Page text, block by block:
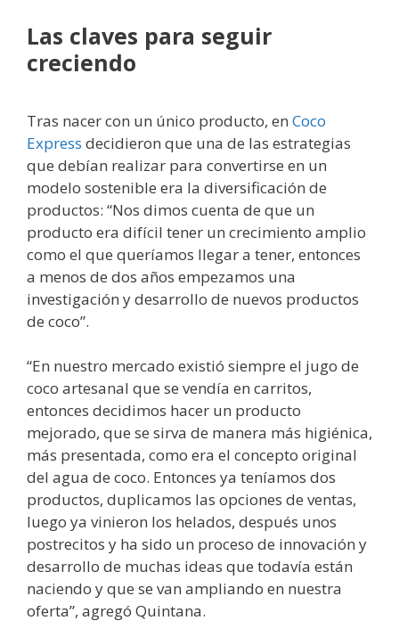
Las claves para seguir
creciendo
Tras nacer con un único producto, en Coco
Express decidieron que una de las estrategias
que debían realizar para convertirse en un
modelo sostenible era la diversificación de
productos: “Nos dimos cuenta de que un
producto era difícil tener un crecimiento amplio
como el que queríamos llegar a tener, entonces
a menos de dos años empezamos una
investigación y desarrollo de nuevos productos
de coco”.
“En nuestro mercado existió siempre el jugo de
coco artesanal que se vendía en carritos,
entonces decidimos hacer un producto
mejorado, que se sirva de manera más higiénica,
más presentada, como era el concepto original
del agua de coco. Entonces ya teníamos dos
productos, duplicamos las opciones de ventas,
luego ya vinieron los helados, después unos
postrecitos y ha sido un proceso de innovación y
desarrollo de muchas ideas que todavía están
naciendo y que se van ampliando en nuestra
oferta”, agregó Quintana.